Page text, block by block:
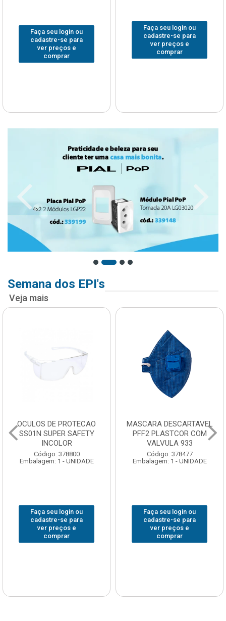
Faça seu login ou
cadastre-se para
ver preços e
comprar
Faça seu login ou
cadastre-se para
ver preços e
comprar
Semana dos EPI's
Veja mais
OCULOS DE PROTECAO
SS01N SUPER SAFETY
INCOLOR
Código: 378800
Embalagem: 1 - UNIDADE
Faça seu login ou
cadastre-se para
ver preços e
comprar
MASCARA DESCARTAVEL
PFF2 PLASTCOR COM
VALVULA 933
Código: 378477
Embalagem: 1 - UNIDADE
Faça seu login ou
cadastre-se para
ver preços e
comprar